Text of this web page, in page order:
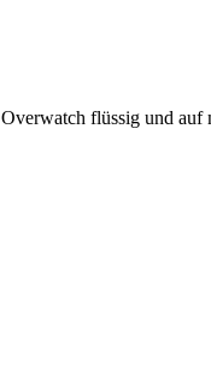
Overwatch flüssig und auf